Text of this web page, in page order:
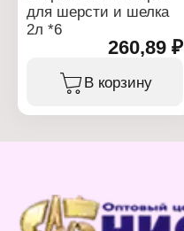
для шерсти и шелка
2л *6
260,89 ₽
В корзину